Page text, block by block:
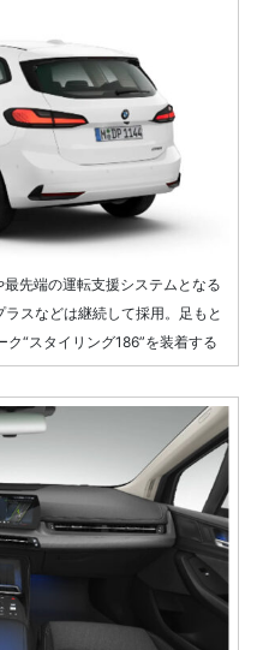
先端の運転支援システムとなる
スなどは継続して採用。足もと
“スタイリング186”を装着する